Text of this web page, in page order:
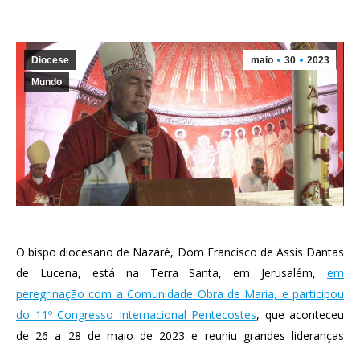
maio 30 2023
Diocese
Mundo
O bispo diocesano de Nazaré, Dom Francisco de Assis Dantas
de Lucena, está na Terra Santa, em Jerusalém, em
peregrinação com a Comunidade Obra de Maria, e participou
do 11º Congresso Internacional Pentecostes, que aconteceu
de 26 a 28 de maio de 2023 e reuniu grandes lideranças